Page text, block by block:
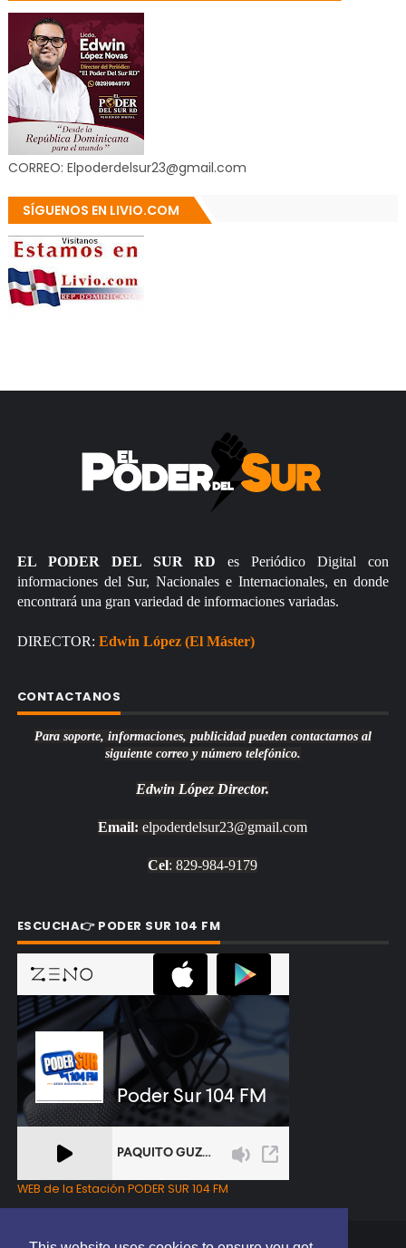
CORREO: Elpoderdelsur23@gmail.com
SÍGUENOS EN LIVIO.COM
EL PODER DEL SUR RD es Periódico Digital con
informaciones del Sur, Nacionales e Internacionales, en donde
encontrará una gran variedad de informaciones variadas.
DIRECTOR: Edwin López (El Máster)
CONTACTANOS
Para soporte, informaciones, publicidad pueden contactarnos al
siguiente correo y número telefónico.
Edwin López Director.
Email: elpoderdelsur23@gmail.com
Cel: 829-984-9179
ESCUCHA👉 PODER SUR 104 FM
WEB de la Estación PODER SUR 104 FM